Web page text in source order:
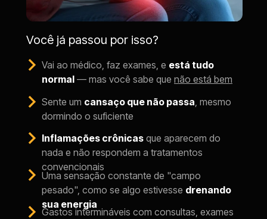
Você já passou por isso?
Vai ao médico, faz exames, e está tudo
normal — mas você sabe que não está bem
Sente um cansaço que não passa , mesmo
dormindo o suficiente
Inflamações crônicas que aparecem do
nada e não respondem a tratamentos
convencionais
Uma sensação constante de "campo
pesado", como se algo estivesse drenando
sua energia
Gastos intermináveis com consultas, exames